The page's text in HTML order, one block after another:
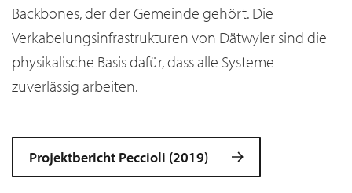
Backbones, der der Gemeinde gehört. Die
Verkabelungsinfrastrukturen von Dätwyler sind die
physikalische Basis dafür, dass alle Systeme
zuverlässig arbeiten.
Projektbericht Peccioli (2019)